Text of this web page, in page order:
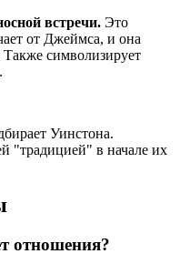
встречи. Это
от Джеймса, и она
символизирует
Уинстона.
"традицией" в начале их
отношения?